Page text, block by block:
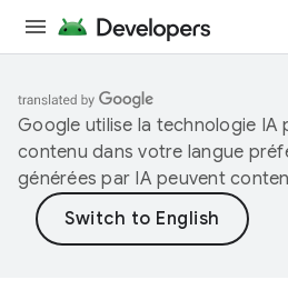
Google utilise la technologie IA
contenu dans votre langue
générées par IA peuvent